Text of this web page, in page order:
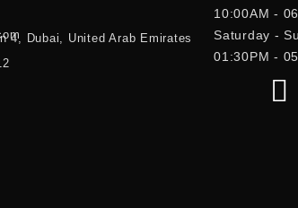
4, Dubai, United Arab Emirates
10:00AM -
Saturday -
01:30PM -